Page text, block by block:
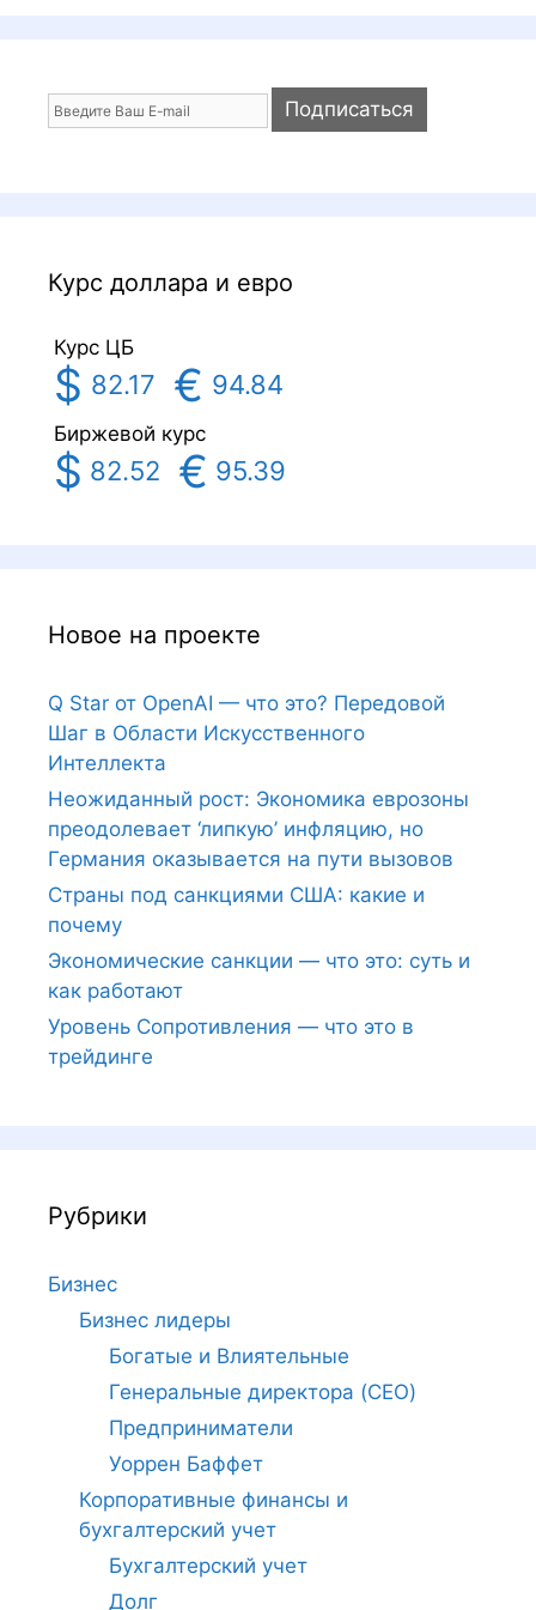
Курс доллара и евро
Курс ЦБ
$ 82.17 € 94.84
Биржевой курс
$ 82.52 € 95.39
Новое на проекте
Q Star от OpenAI — что это? Передовой
Шаг в Области Искусственного
Интеллекта
Неожиданный рост: Экономика еврозоны
преодолевает ‘липкую’ инфляцию, но
Германия оказывается на пути вызовов
Страны под санкциями США: какие и
почему
Экономические санкции — что это: суть и
как работают
Уровень Сопротивления — что это в
трейдинге
Рубрики
Бизнес
Бизнес лидеры
Богатые и Влиятельные
Генеральные директора (CEO)
Предприниматели
Уоррен Баффет
Корпоративные финансы и
бухгалтерский учет
Бухгалтерский учет
Долг